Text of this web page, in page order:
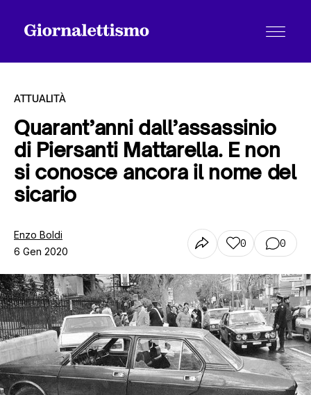
Tutti gli articoli
ATTUALITÀ
Quarant’anni dall’assassinio
di Piersanti Mattarella. E non
si conosce ancora il nome del
sicario
Enzo Boldi
6 Gen 2020
0 0